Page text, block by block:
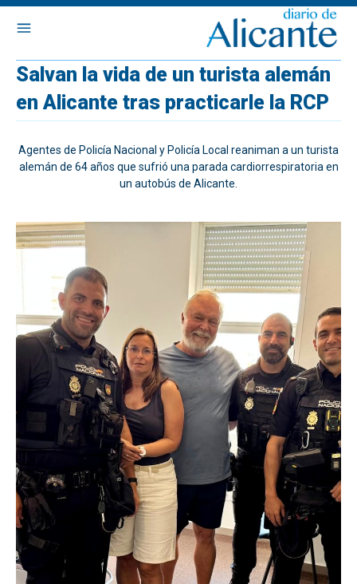
Salvan la vida de un turista alemán
en Alicante tras practicarle la RCP
Agentes de Policía Nacional y Policía Local reaniman a un turista
alemán de 64 años que sufrió una parada cardiorrespiratoria en
un autobús de Alicante.